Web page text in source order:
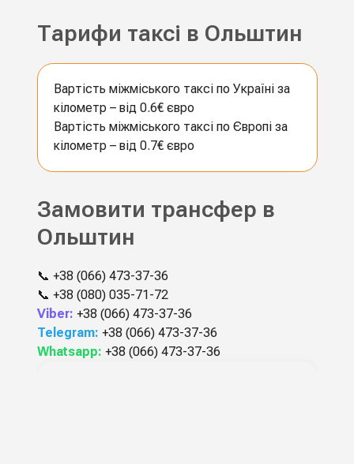
Тарифи таксі в Ольштин
Вартість міжміського таксі по Україні за
кілометр – від 0.6€ євро
Вартість міжміського таксі по Європі за
кілометр – від 0.7€ євро
Замовити трансфер в
Ольштин
📞 +38 (066) 473-37-36
📞 +38 (080) 035-71-72
Viber: +38 (066) 473-37-36
Telegram: +38 (066) 473-37-36
Whatsapp: +38 (066) 473-37-36